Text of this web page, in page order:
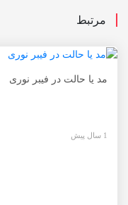
مرتبط
مد یا حالت در فیبر نوری